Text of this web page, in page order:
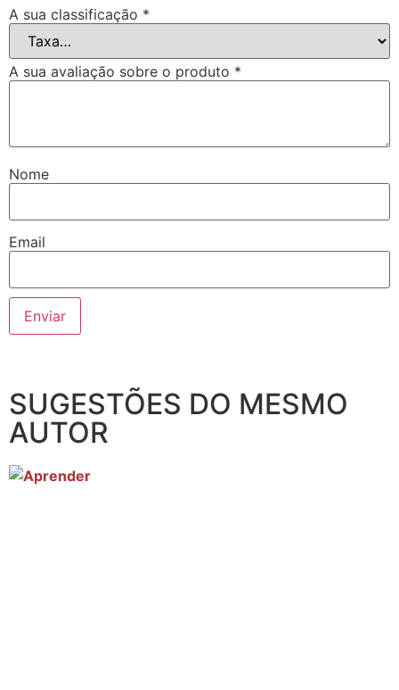
A sua classificação *
A sua avaliação sobre o produto *
Nome
Email
SUGESTÕES DO MESMO
AUTOR